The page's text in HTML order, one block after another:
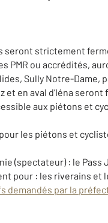
seront strictement
PMR ou accrédités,
Sully Notre-
et en aval d’Iéna
aux piétons et
les piétons et
(spectateur) : le Pass
pour : les riverains
demandés par la